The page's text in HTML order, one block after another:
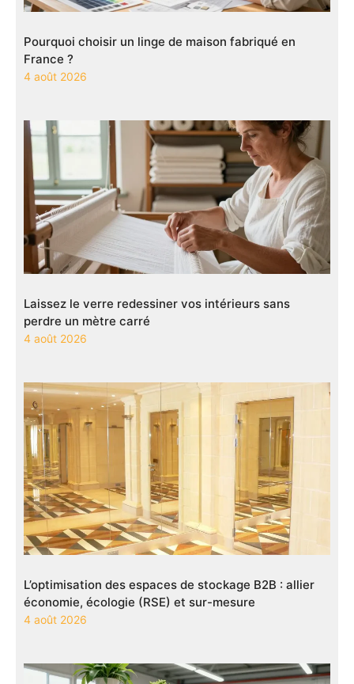
Pourquoi choisir un linge de maison fabriqué en
France ?
4 août 2026
Laissez le verre redessiner vos intérieurs sans
perdre un mètre carré
4 août 2026
L’optimisation des espaces de stockage B2B : allier
économie, écologie (RSE) et sur-mesure
4 août 2026